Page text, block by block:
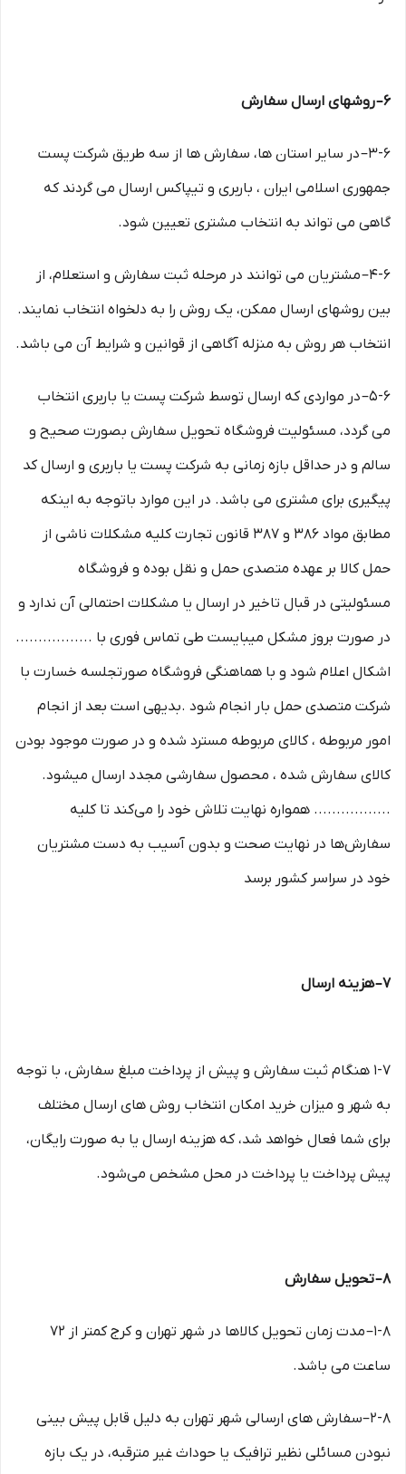
۶– روشهای ارسال سفارش
۳-۶– در سایر استان ها، سفارش ها از سه طریق شرکت پست
جمهوری اسلامی ایران ، باربری و تیپاکس ارسال می گردند که
گاهی می تواند به انتخاب مشتری تعیین شود.
۴-۶– مشتریان می توانند در مرحله ثبت سفارش و استعلام، از
بین روشهای ارسال ممکن، یک روش را به دلخواه انتخاب نمایند.
انتخاب هر روش به منزله آگاهی از قوانین و شرایط آن می باشد.
۵-۶– در مواردی که ارسال توسط شرکت پست یا باربری انتخاب
می گردد، مسئولیت فروشگاه تحویل سفارش بصورت صحیح و
سالم و در حداقل بازه زمانی به شرکت پست یا باربری و ارسال کد
پیگیری برای مشتری می باشد. در این موارد باتوجه به اینکه
مطابق مواد ۳۸۶ و ۳۸۷ قانون تجارت کلیه مشکلات ناشی از
حمل کالا بر عهده متصدی حمل و نقل بوده و فروشگاه
مسئولیتی در قبال تاخیر در ارسال یا مشکلات احتمالی آن ندارد و
در صورت بروز مشکل میبایست طی تماس فوری با .................
اشکال اعلام شود و با هماهنگی فروشگاه صورتجلسه خسارت با
شرکت متصدی حمل بار انجام شود .بدیهی است بعد از انجام
امور مربوطه ، کالای مربوطه مسترد شده و در صورت موجود بودن
کالای سفارش شده ، محصول سفارشی مجدد ارسال میشود.
................. همواره نهایت تلاش خود را می‏‌کند تا کلیه
سفارش‏‌ها در نهایت صحت و بدون آسیب به دست مشتریان
خود در سراسر کشور برسد
۷– هزینه ارسال
۱-۷ هنگام ثبت سفارش و پیش از پرداخت مبلغ سفارش، با توجه
به شهر و میزان خرید امکان انتخاب روش های ارسال مختلف
برای شما فعال خواهد شد، که هزینه ارسال یا به صورت رایگان،
پیش پرداخت یا پرداخت در محل مشخص می‌شود.
۸– تحویل سفارش
۱-۸– مدت زمان تحویل کالاها در شهر تهران و کرج کمتر از 72
ساعت می باشد.
۲-۸–سفارش های ارسالی شهر تهران به دلیل قابل پیش بینی
نبودن مسائلی نظیر ترافیک یا حوداث غیر مترقبه، در یک بازه